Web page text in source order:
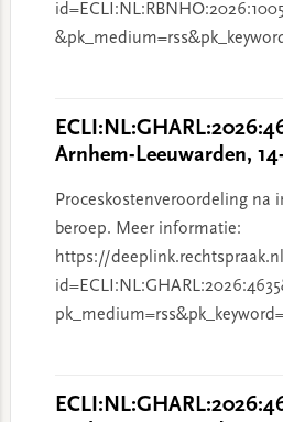
Arnhem-Leeuwarden,
Proceskostenveroordeling na
beroep. Meer informatie:
https://